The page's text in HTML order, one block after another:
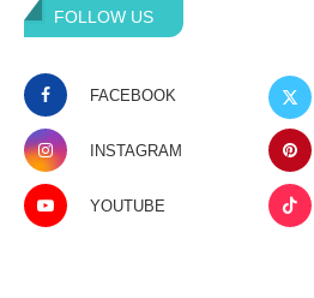
FOLLOW US
FACEBOOK
INSTAGRAM
YOUTUBE